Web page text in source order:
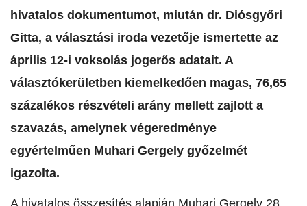
hivatalos dokumentumot, miután dr. Diósgyőri
Gitta, a választási iroda vezetője ismertette az
április 12-i voksolás jogerős adatait. A
választókerületben kiemelkedően magas, 76,65
százalékos részvételi arány mellett zajlott a
szavazás, amelynek végeredménye
egyértelműen Muhari Gergely győzelmét
igazolta.